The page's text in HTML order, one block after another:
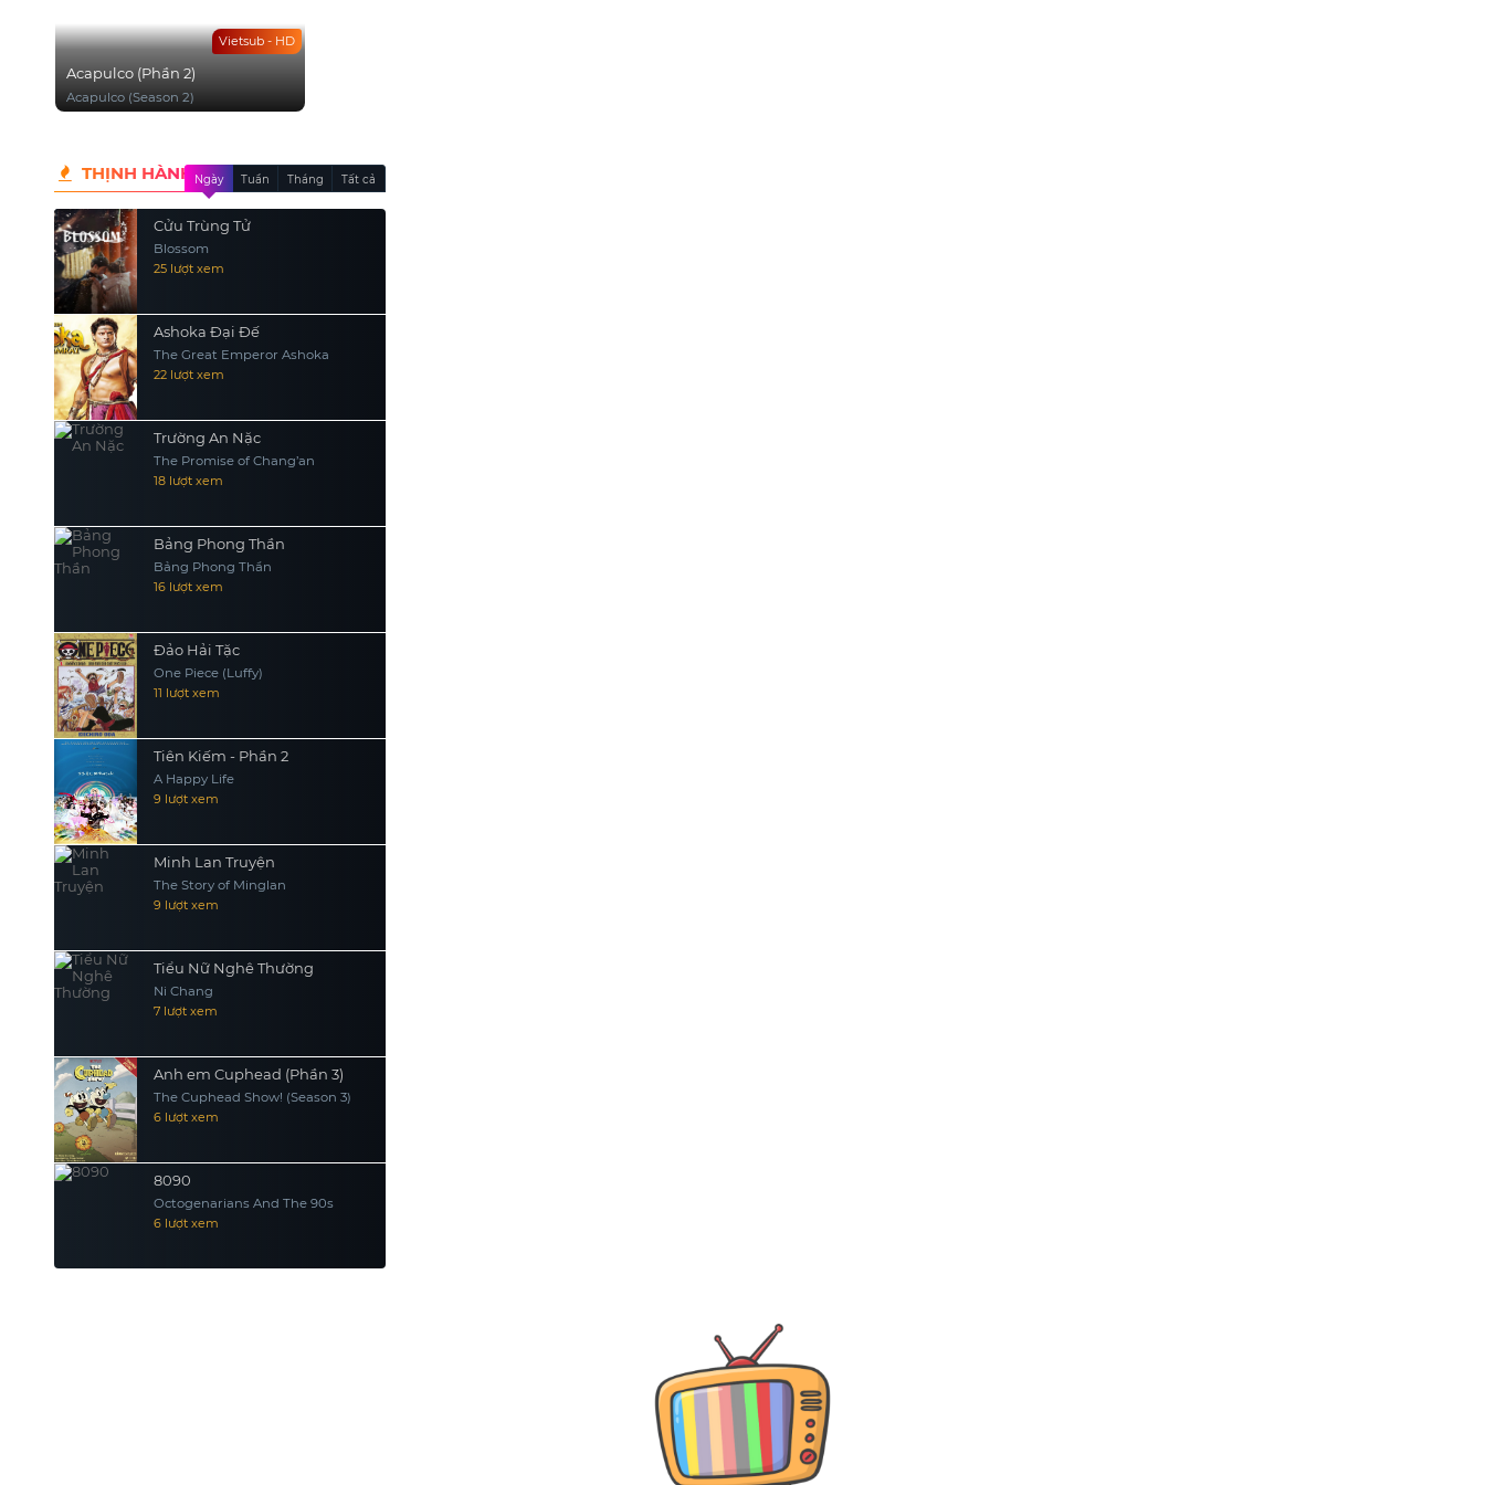
Vietsub - HD
Acapulco (Phần 2)
Acapulco (Season 2)
THỊNH HÀNH Ngày Tuần Tháng Tất cả
Cửu Trùng Tử
Blossom
25 lượt xem
Ashoka Đại Đế
The Great Emperor Ashoka
22 lượt xem
Trường An Nặc
The Promise of Chang’an
18 lượt xem
Bảng Phong Thần
Bảng Phong Thần
16 lượt xem
Đảo Hải Tặc
One Piece (Luffy)
11 lượt xem
Tiên Kiếm - Phần 2
A Happy Life
9 lượt xem
Minh Lan Truyện
The Story of Minglan
9 lượt xem
Tiểu Nữ Nghê Thường
Ni Chang
7 lượt xem
Anh em Cuphead (Phần 3)
The Cuphead Show! (Season 3)
6 lượt xem
8090
Octogenarians And The 90s
6 lượt xem